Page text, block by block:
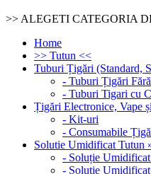
>> ALEGETI CATEGORIA
Home
>> Tutun <<
Tuburi Țigări (Standard,
- Tuburi Țigări
- Tuburi Tigari cu
Țigări Electronice, Vape
- Kit-uri
- Consumabile
Solutie Umidificat Tutun
- Soluție
- Soluție